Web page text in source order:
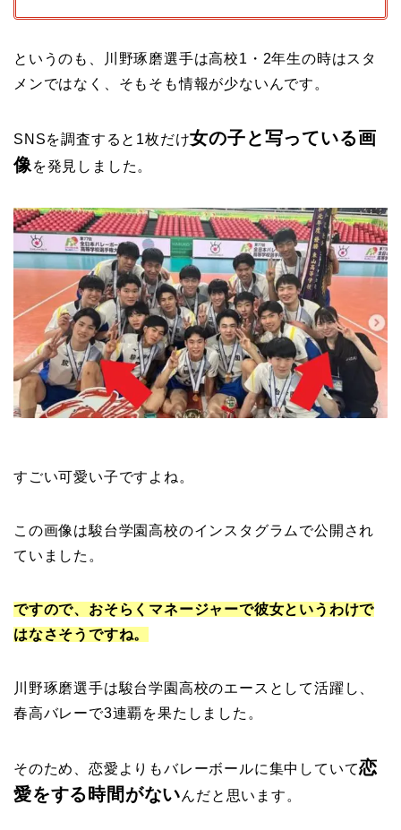
というのも、川野琢磨選手は高校1・2年生の時はスタ
メンではなく、そもそも情報が少ないんです。
SNSを調査すると1枚だけ女の子と写っている画
像を発見しました。
すごい可愛い子ですよね。
この画像は駿台学園高校のインスタグラムで公開され
ていました。
ですので、おそらくマネージャーで彼女というわけで
はなさそうですね。
川野琢磨選手は駿台学園高校のエースとして活躍し、
春高バレーで3連覇を果たしました。
そのため、恋愛よりもバレーボールに集中していて恋
愛をする時間がないんだと思います。